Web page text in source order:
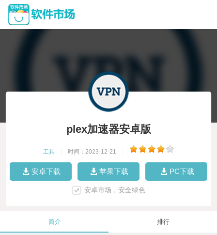
plex加速器安卓版
工具 时间：2023-12-21
安卓下载 苹果下载 PC下载
安卓市场，安全绿色
简介 排行